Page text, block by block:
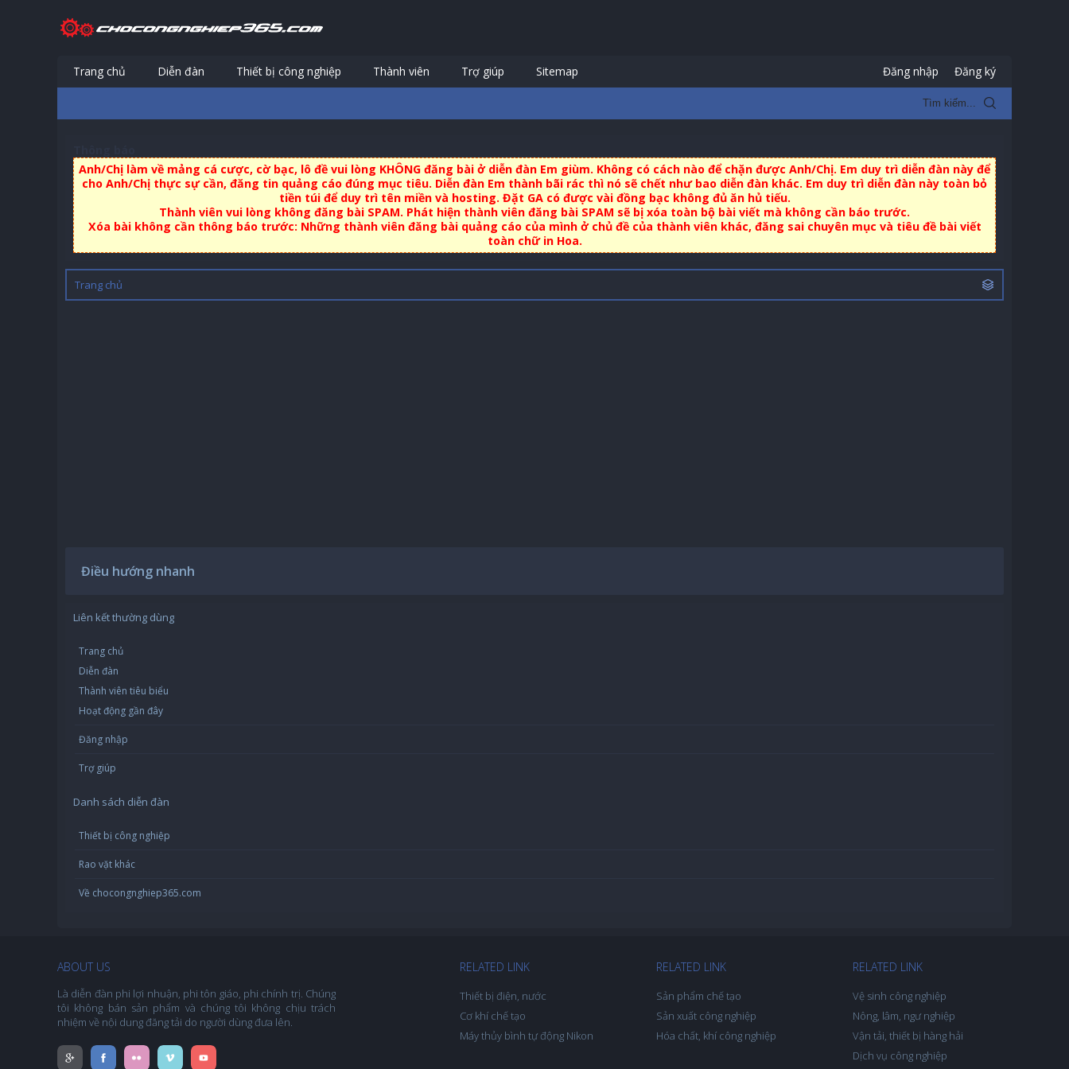
Anh/Chị làm về mảng cá cược, cờ bạc, lô đề vui lòng KHÔNG đăng bài ở diễn đàn Em giùm. Không có cách nào để chặn được Anh/Chị. Em duy trì diễn đàn này để
cho Anh/Chị thực sự cần, đăng tin quảng cáo đúng mục tiêu. Diễn đàn Em thành bãi rác thì nó sẽ chết như bao diễn đàn khác. Em duy trì diễn đàn này toàn bỏ
tiền túi để duy trì tên miền và hosting. Đặt GA có được vài đồng bạc không đủ ăn hủ tiếu.
Thành viên vui lòng không đăng bài SPAM. Phát hiện thành viên đăng bài SPAM sẽ bị xóa toàn bộ bài viết mà không cần báo trước.
Xóa bài không cần thông báo trước: Những thành viên đăng bài quảng cáo của mình ở chủ đề của thành viên khác, đăng sai chuyên mục và tiêu đề bài viết
toàn chữ in Hoa.
Trang chủ
Điều hướng nhanh
Liên kết thường dùng
Trang chủ
Diễn đàn
Thành viên tiêu biểu
Hoạt động gần đây
Đăng nhập
Trợ giúp
Danh sách diễn đàn
Thiết bị công nghiệp
Rao vặt khác
Về chocongnghiep365.com
Trang chủ Diễn đàn Thiết bị công nghiệp Thành viên Trợ giúp Sitemap Đăng nhập Đăng ký
ABOUT US
Là diễn đàn phi lợi nhuận, phi tôn giáo, phi chính trị. Chúng
tôi không bán sản phẩm và chúng tôi không chịu trách
nhiệm về nội dung đăng tải do người dùng đưa lên.
RELATED LINK
Thiết bị điện, nước
Cơ khí chế tạo
Máy thủy bình tự động Nikon
RELATED LINK
Sản phẩm chế tạo
Sản xuất công nghiệp
Hóa chất, khí công nghiệp
RELATED LINK
Vệ sinh công nghiệp
Nông, lâm, ngư nghiệp
Vận tải, thiết bị hàng hải
Dịch vụ công nghiệp